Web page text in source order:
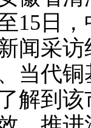
15日
闻采
当代
解到